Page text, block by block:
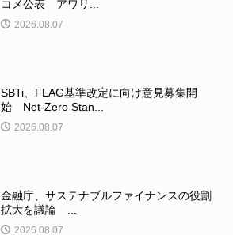
コメ公表 アワリ...
2026.08.07
SBTi、FLAG基準改定に向け意見募集開
始 Net-Zero Stan...
2026.08.07
金融庁、サステナブルファイナンスの役割
拡大を議論 ...
2026.08.07